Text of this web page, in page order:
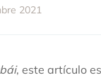
2021
, este artículo